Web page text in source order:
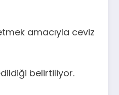
amacıyla ceviz
belirtiliyor.